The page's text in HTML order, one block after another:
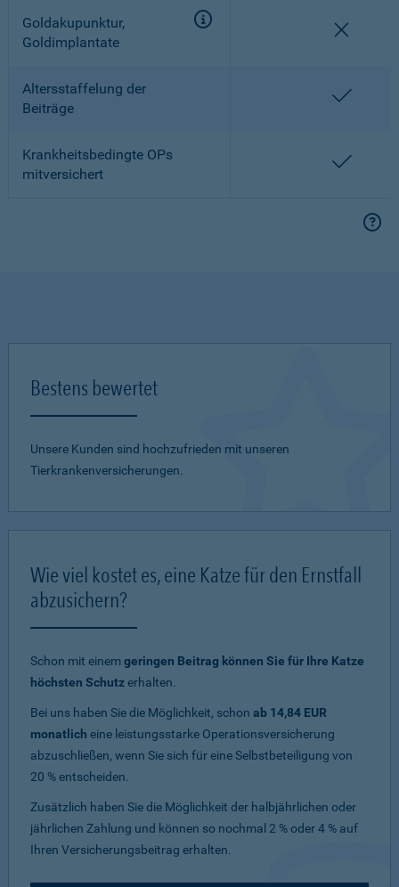
Goldakupunktur,
Goldimplantate
Altersstaffelung der
Beiträge
Krankheitsbedingte OPs
mitversichert
Bestens bewertet
Unsere Kunden sind hochzufrieden mit unseren
Tierkrankenversicherungen.
Wie viel kostet es, eine Katze für den Ernstfall
abzusichern?
Schon mit einemgeringen Beitrag können Sie für Ihre Katze
höchsten Schutzerhalten.
Bei uns haben Sie die Möglichkeit, schon ab 14,84 EUR
monatlich eine leistungsstarke Operationsversicherung
abzuschließen, wenn Sie sich für eine Selbstbeteiligung von
20 % entscheiden.
Zusätzlich haben Sie die Möglichkeit der halbjährlichen oder
jährlichen Zahlung und können so nochmal 2 % oder 4 % auf
Ihren Versicherungsbeitrag erhalten.